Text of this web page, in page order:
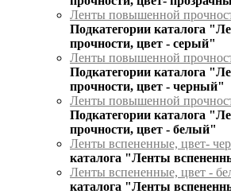
Ленты повышенной
Подкатегории каталога
прочности, цвет - серый"
Ленты повышенной
Подкатегории каталога
прочности, цвет - черный"
Ленты повышенной
Подкатегории каталога
прочности, цвет - белый"
Ленты вспененные, цвет-
каталога "Ленты
Ленты вспененные, цвет -
каталога "Ленты